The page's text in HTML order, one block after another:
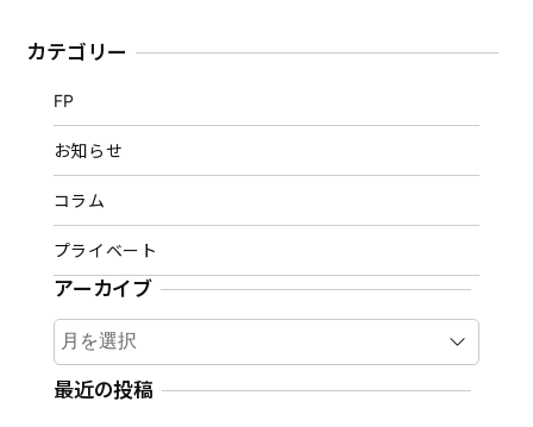
カテゴリー
FP
お知らせ
コラム
プライベート
アーカイブ
ア
ー
カ
最近の投稿